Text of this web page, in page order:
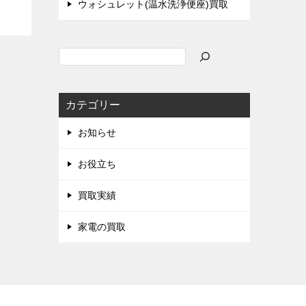
ウォシュレット(温水洗浄便座)買取
カテゴリー
お知らせ
お役立ち
買取実績
家電の買取